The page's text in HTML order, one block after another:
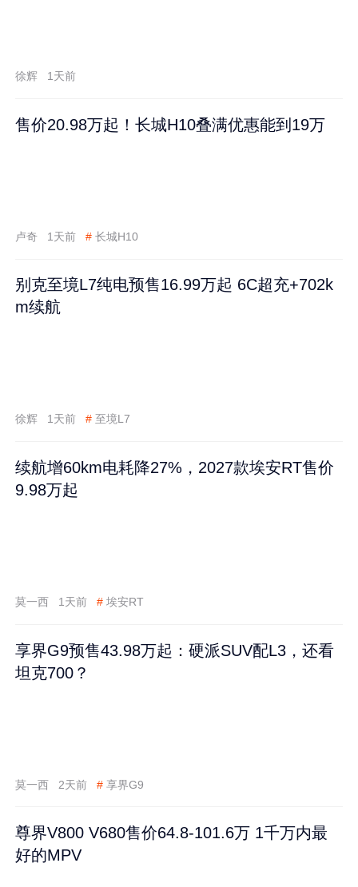
徐辉 1天前
售价20.98万起！长城H10叠满优惠能到19万
卢奇 1天前 # 长城H10
别克至境L7纯电预售16.99万起 6C超充+702k
m续航
徐辉 1天前 # 至境L7
续航增60km电耗降27%，2027款埃安RT售价
9.98万起
莫一西 1天前 # 埃安RT
享界G9预售43.98万起：硬派SUV配L3，还看
坦克700？
莫一西 2天前 # 享界G9
尊界V800 V680售价64.8-101.6万 1千万内最
好的MPV